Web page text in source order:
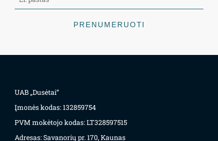
PRENUMERUOTI
UAB „Dusėtai“
Įmonės kodas: 132859754
PVM mokėtojo kodas: LT328597515
Adresas: Savanorių pr. 170, Kaunas